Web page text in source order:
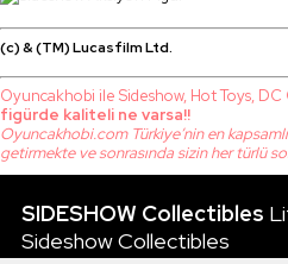
(c) & (TM) Lucasfilm Ltd.
Oyuncakhobi ile Sideshow, Hot Toys,
figürde kaliteli ne varsa!!
Oyuncakhobi.com Türkiye’nin en
getirmekte ve sonrasında sizin her türlü
SIDESHOW Collectibles
Sideshow Collectibles